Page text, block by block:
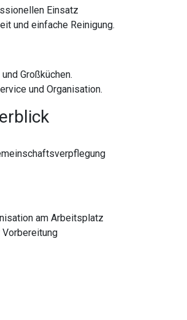
Einsatz
und einfache Reinigung.
Großküchen.
und Organisation.
am Arbeitsplatz